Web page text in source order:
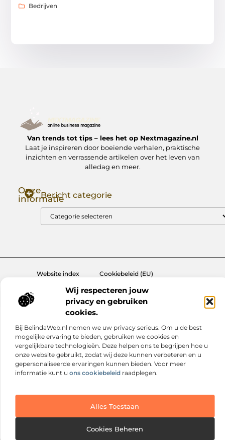
Wij respecteren jouw
privacy en gebruiken
cookies.
Bij BelindaWeb.nl nemen we uw privacy serieus. Om u de best
mogelijke ervaring te bieden, gebruiken we cookies en
vergelijkbare technologieën. Deze helpen ons te begrijpen hoe u
onze website gebruikt, zodat wij deze kunnen verbeteren en u
gepersonaliseerde ervaringen kunnen bieden. Voor meer
informatie kunt u ons cookiebeleid raadplegen.
Alles Toestaan
Cookies Beheren
Bedrijven
Van trends tot tips – lees het op Nextmagazine.nl
Laat je inspireren door boeiende verhalen, praktische
inzichten en verrassende artikelen over het leven van
alledag en meer.
Onze
informatieBericht categorie
Website index
Cookiebeleid (EU)
@2025 www.nextmagazine.nl. All Right Reserved.